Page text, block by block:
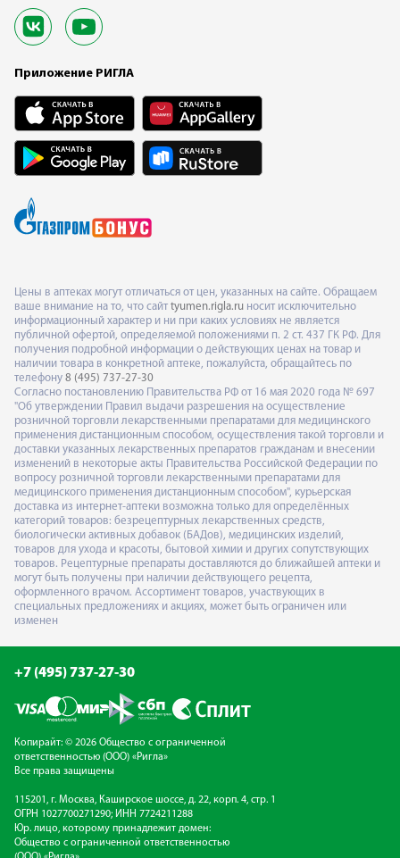
Приложение РИГЛА
Цены в аптеках могут отличаться от цен, указанных на сайте. Обращаем
ваше внимание на то, что сайт tyumen.rigla.ru носит исключительно
информационный характер и ни при каких условиях не является
публичной офертой, определяемой положениями п. 2 ст. 437 ГК РФ. Для
получения подробной информации о действующих ценах на товар и
наличии товара в конкретной аптеке, пожалуйста, обращайтесь по
телефону 8 (495) 737-27-30
Согласно постановлению Правительства РФ от 16 мая 2020 года № 697
"Об утверждении Правил выдачи разрешения на осуществление
розничной торговли лекарственными препаратами для медицинского
применения дистанционным способом, осуществления такой торговли и
доставки указанных лекарственных препаратов гражданам и внесении
изменений в некоторые акты Правительства Российской Федерации по
вопросу розничной торговли лекарственными препаратами для
медицинского применения дистанционным способом", курьерская
доставка из интернет-аптеки возможна только для определённых
категорий товаров: безрецептурных лекарственных средств,
биологически активных добавок (БАДов), медицинских изделий,
товаров для ухода и красоты, бытовой химии и других сопутствующих
товаров. Рецептурные препараты доставляются до ближайшей аптеки и
могут быть получены при наличии действующего рецепта,
оформленного врачом. Ассортимент товаров, участвующих в
специальных предложениях и акциях, может быть ограничен или
изменен
+7 (495) 737-27-30
Копирайт: © 2026 Общество с ограниченной
ответственностью (ООО) «Ригла»
Все права защищены
115201, г. Москва, Каширское шоссе, д. 22, корп. 4, стр. 1
ОГРН 1027700271290; ИНН 7724211288
Юр. лицо, которому принадлежит домен:
Общество с ограниченной ответственностью